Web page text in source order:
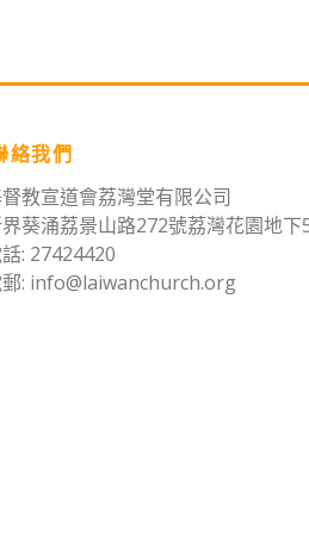
絡我們
教宣道會荔灣堂有限公司
葵涌荔景山路272號荔灣花園地下
: 27424420
: info@laiwanchurch.org